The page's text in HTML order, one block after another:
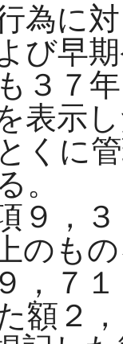
為に
び早
３７
表示
くに
。
９，３
のも
，７
額２